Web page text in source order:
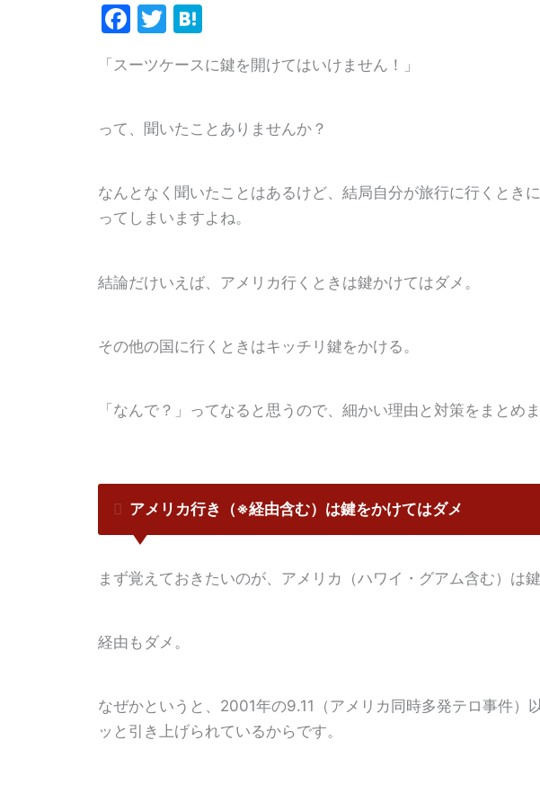
Facebook
Twitter
Hatena
「スーツケースに鍵を開けてはいけません！」
って、聞いたことありませんか？
なんとなく聞いたことはあるけど、結局自分が旅行に行くとき
ってしまいますよね。
結論だけいえば、アメリカ行くときは鍵かけてはダメ。
その他の国に行くときはキッチリ鍵をかける。
「なんで？」ってなると思うので、細かい理由と対策をまとめま
アメリカ行き（※経由含む）は鍵をかけてはダメ
まず覚えておきたいのが、アメリカ（ハワイ・グアム含む）は鍵
経由もダメ。
なぜかというと、2001年の9.11（アメリカ同時多発テロ事件）
ッと引き上げられているからです。